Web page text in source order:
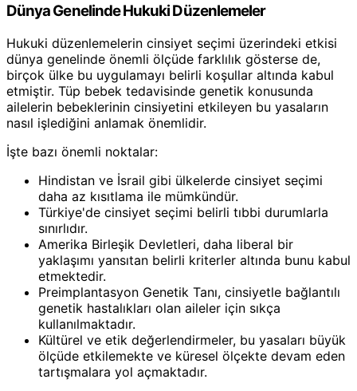
Dünya Genelinde Hukuki Düzenlemeler
Hukuki düzenlemelerin cinsiyet seçimi üzerindeki etkisi
dünya genelinde önemli ölçüde farklılık gösterse de,
birçok ülke bu uygulamayı belirli koşullar altında kabul
etmiştir. Tüp bebek tedavisinde genetik konusunda
ailelerin bebeklerinin cinsiyetini etkileyen bu yasaların
nasıl işlediğini anlamak önemlidir.
İşte bazı önemli noktalar:
Hindistan ve İsrail gibi ülkelerde cinsiyet seçimi
daha az kısıtlama ile mümkündür.
Türkiye'de cinsiyet seçimi belirli tıbbi durumlarla
sınırlıdır.
Amerika Birleşik Devletleri, daha liberal bir
yaklaşımı yansıtan belirli kriterler altında bunu kabul
etmektedir.
Preimplantasyon Genetik Tanı, cinsiyetle bağlantılı
genetik hastalıkları olan aileler için sıkça
kullanılmaktadır.
Kültürel ve etik değerlendirmeler, bu yasaları büyük
ölçüde etkilemekte ve küresel ölçekte devam eden
tartışmalara yol açmaktadır.